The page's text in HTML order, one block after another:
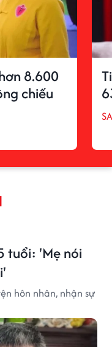
8.600
chiếu
tuổi: 'Mẹ nói
hôn nhân, nhận sự